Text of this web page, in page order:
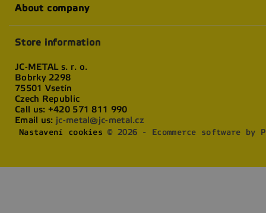
About company
Store information
JC-METAL s. r. o.
Bobrky 2298
75501 Vsetín
Czech Republic
Call us: +420 571 811 990
Email us: jc-metal@jc-metal.cz
Nastavení cookies © 2026 - Ecommerce software by